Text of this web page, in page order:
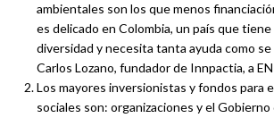
ambientales son los que menos
es delicado en Colombia, un país que
diversidad y necesita tanta ayuda como se
Carlos Lozano, fundador de Innpactia, a
Los mayores inversionistas y fondos para
sociales son: organizaciones y el